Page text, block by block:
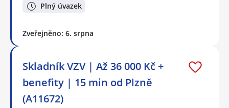
Plný úvazek
Zveřejněno: 6. srpna
Skladník VZV | Až 36 000 Kč +
benefity | 15 min od Plzně
(A11672)